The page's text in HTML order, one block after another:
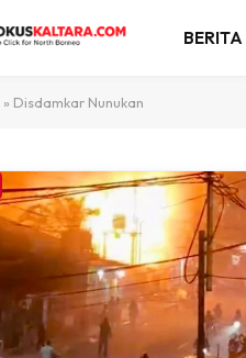
BERITA
» Disdamkar Nunukan